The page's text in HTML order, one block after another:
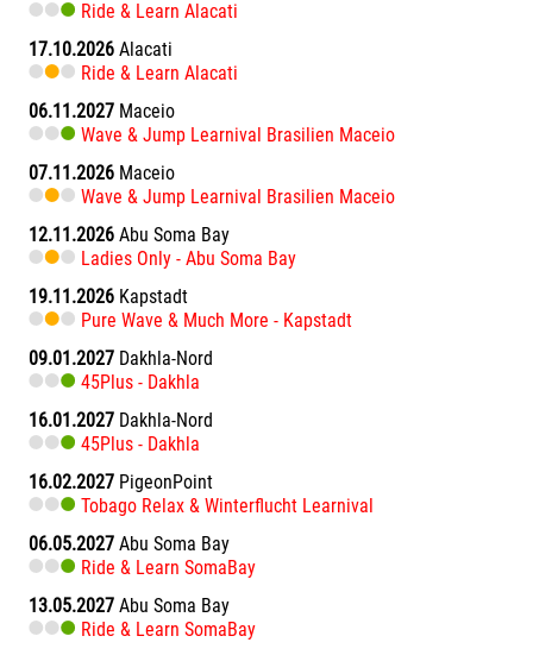
Ride & Learn Alacati
17.10.2026 Alacati
Ride & Learn Alacati
06.11.2027 Maceio
Wave & Jump Learnival Brasilien Maceio
07.11.2026 Maceio
Wave & Jump Learnival Brasilien Maceio
12.11.2026 Abu Soma Bay
Ladies Only - Abu Soma Bay
19.11.2026 Kapstadt
Pure Wave & Much More - Kapstadt
09.01.2027 Dakhla-Nord
45Plus - Dakhla
16.01.2027 Dakhla-Nord
45Plus - Dakhla
16.02.2027 PigeonPoint
Tobago Relax & Winterflucht Learnival
06.05.2027 Abu Soma Bay
Ride & Learn SomaBay
13.05.2027 Abu Soma Bay
Ride & Learn SomaBay